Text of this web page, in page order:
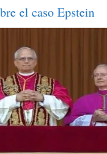
el caso Epstein